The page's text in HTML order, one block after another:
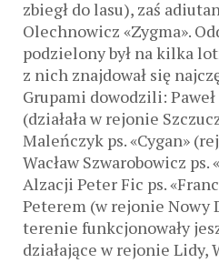
zbiegł do lasu), zaś
Olechnowicz «Zygma».
podzielony był na kilka
z nich znajdował się
Grupami dowodzili:
(działała w rejonie
Maleńczyk ps. «Cygan»
Wacław Szwarobowicz
Alzacji Peter Fic ps.
Peterem (w rejonie Nowy
terenie funkcjonowały
działające w rejonie Lidy,